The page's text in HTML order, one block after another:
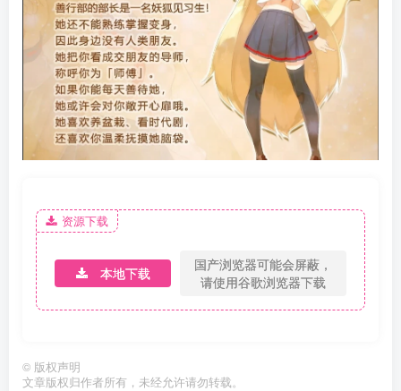
资源下载
本地下载
国产浏览器可能会屏蔽，
请使用谷歌浏览器下载
© 版权声明
文章版权归作者所有，未经允许请勿转载。